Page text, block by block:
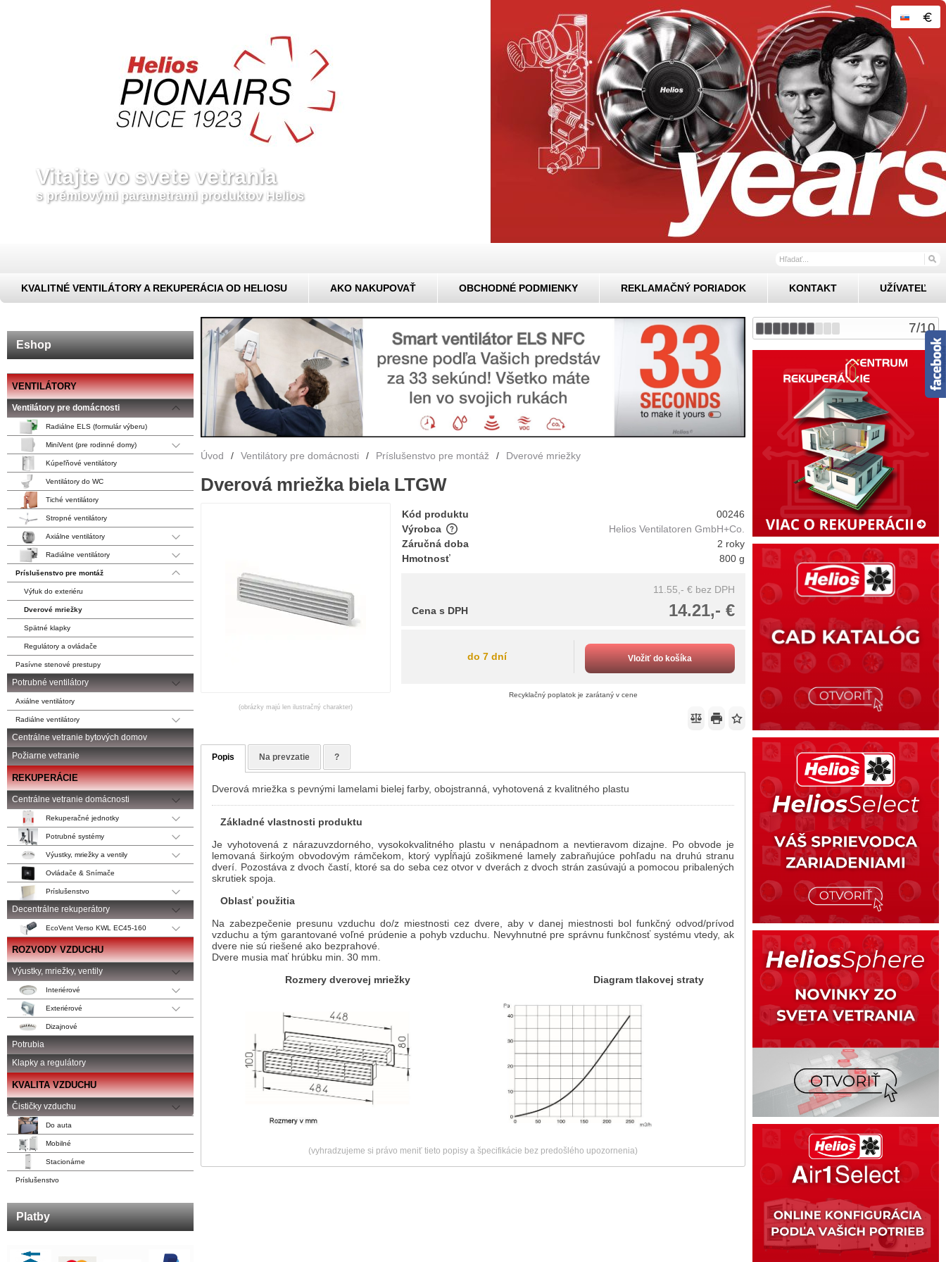
Vitajte vo svete vetrania
s prémiovými parametrami produktov Helios
KVALITNÉ VENTILÁTORY A REKUPERÁCIA OD HELIOSU AKO NAKUPOVAŤ OBCHODNÉ PODMIENKY REKLAMAČNÝ PORIADOK KONTAKT UŽÍVATEĽ
Eshop
VENTILÁTORY
Ventilátory pre domácnosti
Radiálne ELS (formulár výberu)
MiniVent (pre rodinné domy)
Kúpeľňové ventilátory
Ventilátory do WC
Tiché ventilátory
Stropné ventilátory
Axiálne ventilátory
Radiálne ventilátory
Príslušenstvo pre montáž
Výfuk do exteriéru
Dverové mriežky
Spätné klapky
Regulátory a ovládače
Pasívne stenové prestupy
Potrubné ventilátory
Axiálne ventilátory
Radiálne ventilátory
Centrálne vetranie bytových domov
Požiarne vetranie
REKUPERÁCIE
Centrálne vetranie domácnosti
Rekuperačné jednotky
Potrubné systémy
Výustky, mriežky a ventily
Ovládače & Snímače
Príslušenstvo
Decentrálne rekuperátory
EcoVent Verso KWL EC45-160
ROZVODY VZDUCHU
Výustky, mriežky, ventily
Interiérové
Exteriérové
Dizajnové
Potrubia
Klapky a regulátory
KVALITA VZDUCHU
Čističky vzduchu
Do auta
Mobilné
Stacionárne
Príslušenstvo
Platby
7/10
Úvod / Ventilátory pre domácnosti / Príslušenstvo pre montáž / Dverové mriežky
Dverová mriežka biela LTGW
(obrázky majú len ilustračný charakter)
Kód produktu
00246
Výrobca
Helios Ventilatoren GmbH+Co.
Záručná doba
2 roky
Hmotnosť
800 g
11.55,- € bez DPH
14.21,- €
Cena s DPH
do 7 dní Vložiť do košíka
Recyklačný poplatok je zarátaný v cene
Popis Na prevzatie ?
Dverová mriežka s pevnými lamelami bielej farby, obojstranná, vyhotovená z kvalitného plastu
Základné vlastnosti produktu
Je vyhotovená z nárazuvzdorného, vysokokvalitného plastu v nenápadnom a nevtieravom dizajne. Po obvode je
lemovaná širkoým obvodovým rámčekom, ktorý vypĺňajú zošikmené lamely zabraňujúce pohľadu na druhú stranu
dverí. Pozostáva z dvoch častí, ktoré sa do seba cez otvor v dverách z dvoch strán zasúvajú a pomocou pribalených
skrutiek spoja.
Oblasť použitia
Na zabezpečenie presunu vzduchu do/z miestnosti cez dvere, aby v danej miestnosti bol funkčný odvod/prívod
vzduchu a tým garantované voľné prúdenie a pohyb vzduchu. Nevyhnutné pre správnu funkčnosť systému vtedy, ak
dvere nie sú riešené ako bezprahové.
Dvere musia mať hrúbku min. 30 mm.
Rozmery dverovej mriežky Diagram tlakovej straty
(vyhradzujeme si právo meniť tieto popisy a špecifikácie bez predošlého upozornenia)